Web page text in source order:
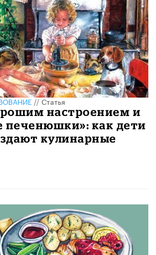
//Статья
настроением и
печенюшки»: как дети
кулинарные